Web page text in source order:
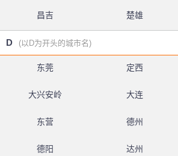
昌吉 楚雄
D (以D为开头的城市名)
东莞 定西
大兴安岭 大连
东营 德州
德阳 达州